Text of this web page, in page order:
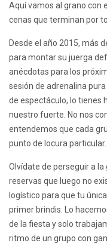
Aquí vamos al grano con
cenas que terminan por
Desde el año 2015, más
para montar su juerga
anécdotas para los
sesión de adrenalina pura
de espectáculo, lo tienes
nuestro fuerte. No nos
entendemos que cada
punto de locura particular.
Olvídate de perseguir a
reservas que luego no
logístico para que tu
primer brindis. Lo
de la fiesta y solo
ritmo de un grupo con